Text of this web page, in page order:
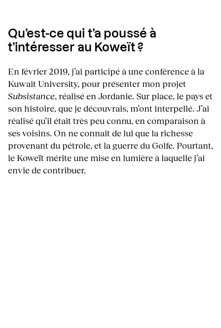
Qu’est-ce qui t’a poussé à
t’intéresser au Koweït ?
En février 2019, j’ai participé à une conférence à la
Kuwait University, pour présenter mon projet
Subsistance, réalisé en Jordanie. Sur place, le pays et
son histoire, que je découvrais, m’ont interpellé. J’ai
réalisé qu’il était très peu connu, en comparaison à
ses voisins. On ne connaît de lui que la richesse
provenant du pétrole, et la guerre du Golfe. Pourtant,
le Koweït mérite une mise en lumière à laquelle j’ai
envie de contribuer.